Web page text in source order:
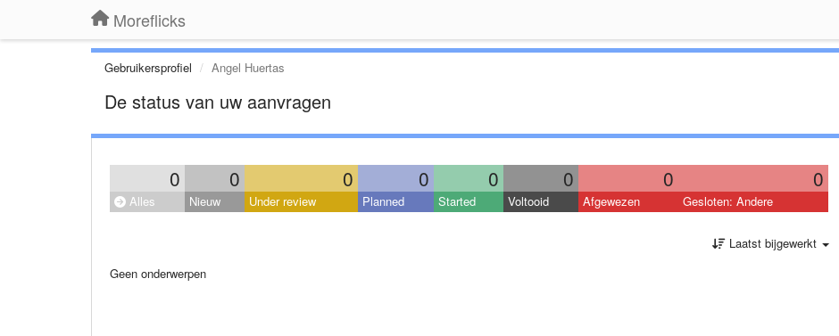
Moreflicks
Gebruikersprofiel Angel Huertas
De status van uw aanvragen
0 0 0 0 0 0 0 0
Alles Nieuw Under review Planned Started Voltooid Afgewezen Gesloten: Andere
Laatst bijgewerkt
Geen onderwerpen